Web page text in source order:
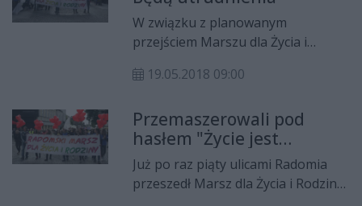
centrum Radomia.
W związku z planowanym
przejściem Marszu dla Życia i
godz. ok. 16-17 wystąpią
Radomia. Może to spowodować
również opóźnienia w kursowaniu
autobusów miejskich.
19.05.2018 09:00
Przemaszerowali pod
hasłem "Życie jest
bezcenne"
Już po raz piąty ulicami Radomia
przeszedł Marsz dla Życia i Rodziny